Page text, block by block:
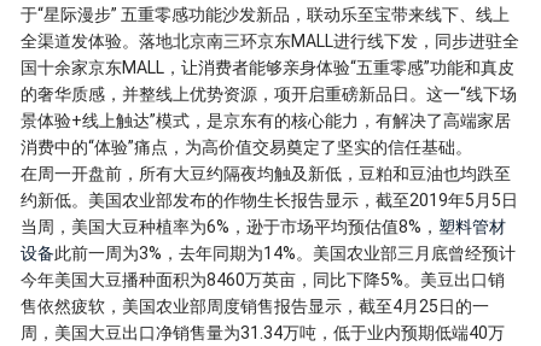
于“星际漫步” 五重零感功能沙发新品，联动乐至宝带来线下、线上
全渠道发体验。落地北京南三环京东MALL进行线下发，同步进驻全
国十余家京东MALL，让消费者能够亲身体验“五重零感”功能和真皮
的奢华质感，并整线上优势资源，项开启重磅新品日。这一“线下场
景体验+线上触达”模式，是京东有的核心能力，有解决了高端家居
消费中的“体验”痛点，为高价值交易奠定了坚实的信任基础。
在周一开盘前，所有大豆约隔夜均触及新低，豆粕和豆油也均跌至
约新低。美国农业部发布的作物生长报告显示，截至2019年5月5日
当周，美国大豆种植率为6%，逊于市场平均预估值8%， 塑料管材
设备此前一周为3%，去年同期为14%。美国农业部三月底曾经预计
今年美国大豆播种面积为8460万英亩，同比下降5%。美豆出口销
售依然疲软，美国农业部周度销售报告显示，截至4月25日的一
周，美国大豆出口净销售量为31.34万吨，低于业内预期低端40万